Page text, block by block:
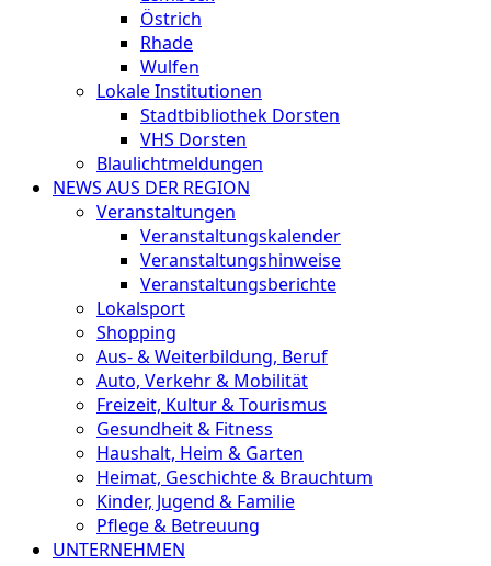
Östrich
Rhade
Wulfen
Lokale Institutionen
Stadtbibliothek Dorsten
VHS Dorsten
Blaulichtmeldungen
NEWS AUS DER REGION
Veranstaltungen
Veranstaltungskalender
Veranstaltungshinweise
Veranstaltungsberichte
Lokalsport
Shopping
Aus- & Weiterbildung, Beruf
Auto, Verkehr & Mobilität
Freizeit, Kultur & Tourismus
Gesundheit & Fitness
Haushalt, Heim & Garten
Heimat, Geschichte & Brauchtum
Kinder, Jugend & Familie
Pflege & Betreuung
UNTERNEHMEN